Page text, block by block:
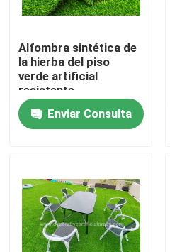
Casos
Solicitar presupuesto
Césped artificial de la hierba
Alfombra sintética de
la hierba del piso
verde artificial
resistente
ULTRAVIOLETA en
Rolls PE + PP 8800D
40m m
Enviar Consulta